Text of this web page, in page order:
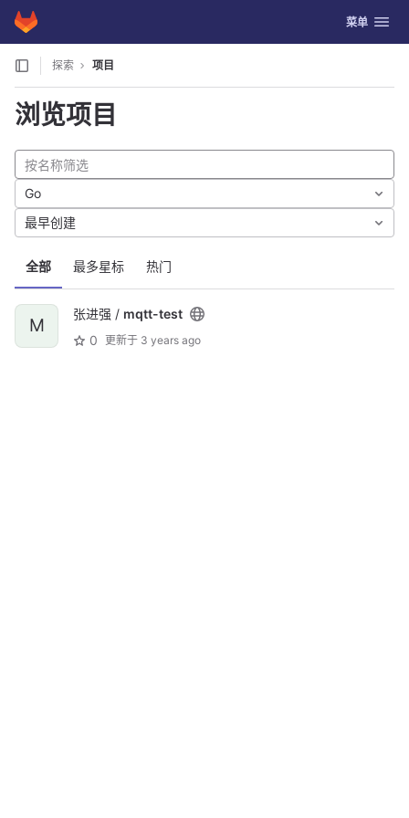
Skip to content
GitLab 切换导航
菜单
探索 项目
浏览项目
全部 最多星标 热门
Go
最早创建
M
张进强 / mqtt-test
0 更新于 3 years ago